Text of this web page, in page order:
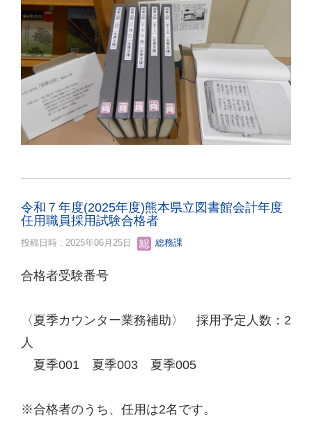
令和７年度(2025年度)熊本県立図書館会計年度
任用職員採用試験合格者
投稿日時 : 2025年06月25日 総務課
合格者受験番号
〈夏季カウンター業務補助〉 採用予定人数：2
人
夏季001 夏季003 夏季005
※合格者のうち、任用は2名です。